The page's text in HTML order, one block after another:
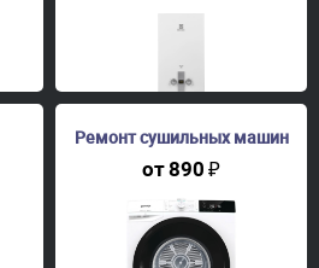
Ремонт сушильных машин
от890₽